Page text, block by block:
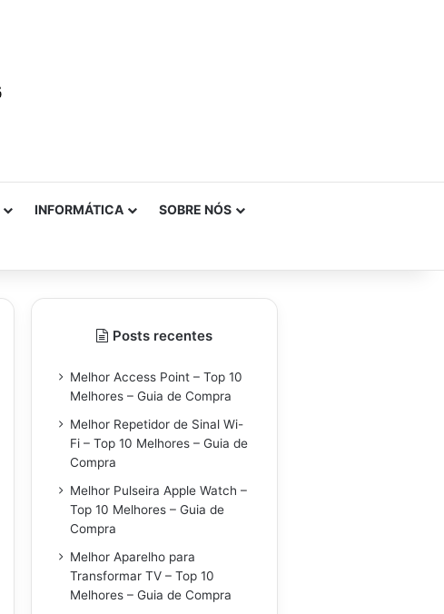
INFORMÁTICA SOBRE NÓS
Posts recentes
Melhor Access Point – Top 10
Melhores – Guia de Compra
Melhor Repetidor de Sinal Wi-
Fi – Top 10 Melhores – Guia de
Compra
Melhor Pulseira Apple Watch –
Top 10 Melhores – Guia de
Compra
Melhor Aparelho para
Transformar TV – Top 10
Melhores – Guia de Compra